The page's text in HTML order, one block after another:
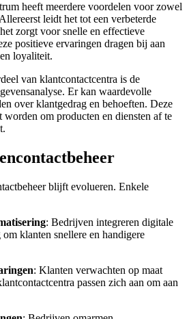
heeft meerdere voordelen voor zowel
leidt het tot een verbeterde
zorgt voor snelle en effectieve
positieve ervaringen dragen bij aan
loyaliteit.
van klantcontactcentra is de
Er kan waardevolle
over klantgedrag en behoeften. Deze
worden om producten en diensten af te
blijft evolueren. Enkele
: Bedrijven integreren digitale
klanten snellere en handigere
: Klanten verwachten op maat
passen zich aan om aan